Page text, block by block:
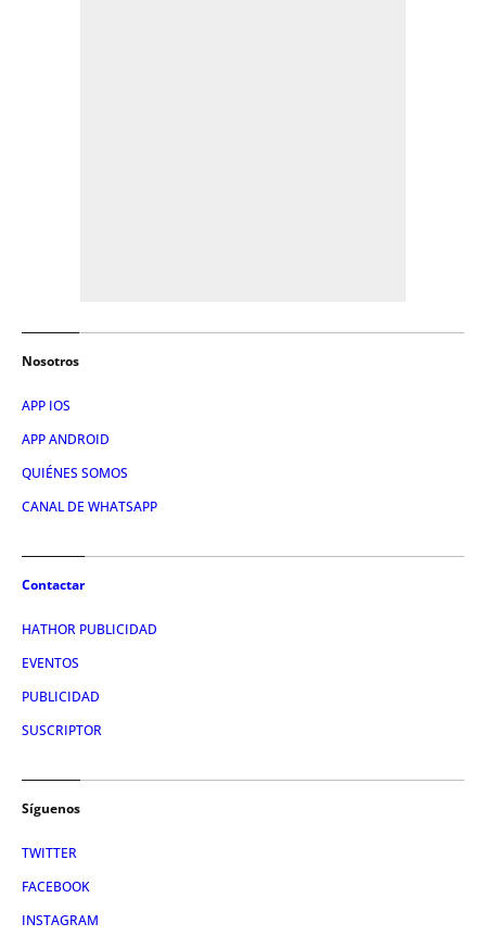
Nosotros
APP IOS
APP ANDROID
QUIÉNES SOMOS
CANAL DE WHATSAPP
Contactar
HATHOR PUBLICIDAD
EVENTOS
PUBLICIDAD
SUSCRIPTOR
Síguenos
TWITTER
FACEBOOK
INSTAGRAM